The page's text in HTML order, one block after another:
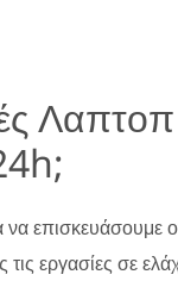
να
εργασίες σε